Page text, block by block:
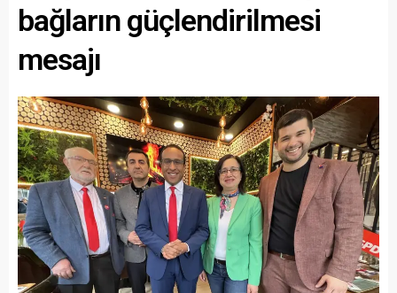
bağların güçlendirilmesi
mesajı